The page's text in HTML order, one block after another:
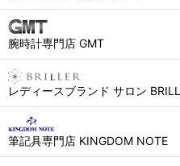
腕時計専門店 GMT
レディースブランド サロン
筆記具専門店 KINGDOM NOTE